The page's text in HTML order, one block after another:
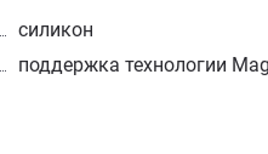
силикон
поддержка технологии